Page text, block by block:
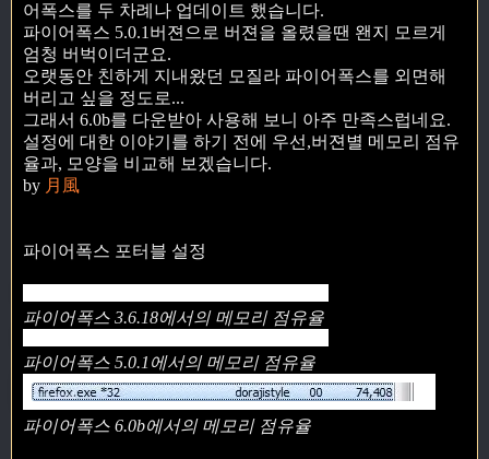
어폭스를 두 차례나 업데이트 했습니다.
파이어폭스 5.0.1버젼으로 버젼을 올렸을땐 왠지 모르게
엄청 버벅이더군요.
오랫동안 친하게 지내왔던 모질라 파이어폭스를 외면해
버리고 싶을 정도로...
그래서 6.0b를 다운받아 사용해 보니 아주 만족스럽네요.
설정에 대한 이야기를 하기 전에 우선,버젼별 메모리 점유
율과, 모양을 비교해 보겠습니다.
by 月風
파이어폭스 포터블 설정
파이어폭스 3.6.18에서의 메모리 점유율
파이어폭스 5.0.1에서의 메모리 점유율
파이어폭스 6.0b에서의 메모리 점유율